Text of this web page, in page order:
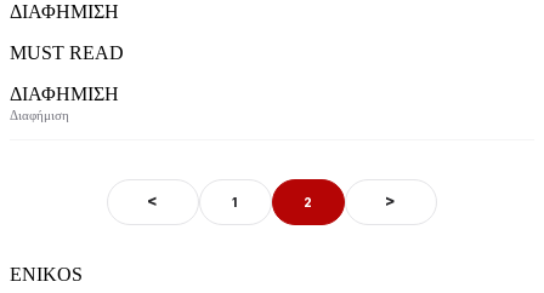
ΔΙΑΦΗΜΙΣΗ
MUST READ
ΔΙΑΦΗΜΙΣΗ
< 1 2 >
ENIKOS